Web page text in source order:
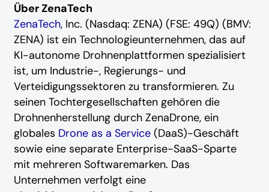
Über ZenaTech
ZenaTech, Inc. (Nasdaq: ZENA) (FSE: 49Q) (BMV:
ZENA) ist ein Technologieunternehmen, das auf
KI-autonome Drohnenplattformen spezialisiert
ist, um Industrie-, Regierungs- und
Verteidigungssektoren zu transformieren. Zu
seinen Tochtergesellschaften gehören die
Drohnenherstellung durch ZenaDrone, ein
globales Drone as a Service(DaaS)-Geschäft
sowie eine separate Enterprise-SaaS-Sparte
mit mehreren Softwaremarken. Das
Unternehmen verfolgt eine